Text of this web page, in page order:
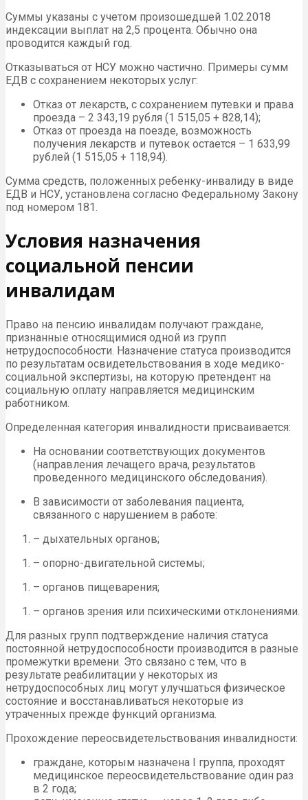
Суммы указаны с учетом произошедшей 1.02.2018
индексации выплат на 2,5 процента. Обычно она
проводится каждый год.
Отказываться от НСУ можно частично. Примеры сумм
ЕДВ с сохранением некоторых услуг:
Отказ от лекарств, с сохранением путевки и права
проезда – 2 343,19 рубля (1 515,05 + 828,14);
Отказ от проезда на поезде, возможность
получения лекарств и путевок остается – 1 633,99
рублей (1 515,05 + 118,94).
Сумма средств, положенных ребенку-инвалиду в виде
ЕДВ и НСУ, установлена согласно Федеральному Закону
под номером 181.
Условия назначения
социальной пенсии
инвалидам
Право на пенсию инвалидам получают граждане,
признанные относящимися одной из групп
нетрудоспособности. Назначение статуса производится
по результатам освидетельствования в ходе медико-
социальной экспертизы, на которую претендент на
социальную оплату направляется медицинским
работником.
Определенная категория инвалидности присваивается:
На основании соответствующих документов
(направления лечащего врача, результатов
проведенного медицинского обследования).
В зависимости от заболевания пациента,
связанного с нарушением в работе:
– дыхательных органов;
– опорно-двигательной системы;
– органов пищеварения;
– органов зрения или психическими отклонениями.
Для разных групп подтверждение наличия статуса
постоянной нетрудоспособности производится в разные
промежутки времени. Это связано с тем, что в
результате реабилитации у некоторых из
нетрудоспособных лиц могут улучшаться физическое
состояние и восстанавливаться некоторые из
утраченных прежде функций организма.
Прохождение переосвидетельствования инвалидности:
граждане, которым назначена I группа, проходят
медицинское переосвидетельствование один раз
в 2 года;